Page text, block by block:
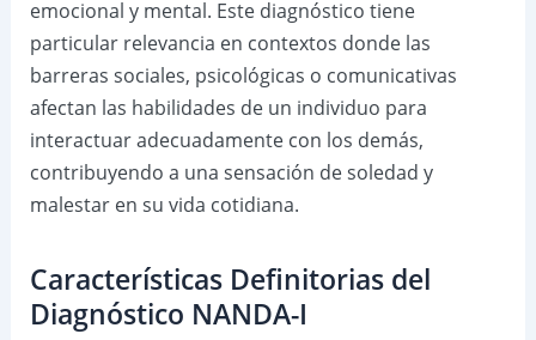
emocional y mental. Este diagnóstico tiene
particular relevancia en contextos donde las
barreras sociales, psicológicas o comunicativas
afectan las habilidades de un individuo para
interactuar adecuadamente con los demás,
contribuyendo a una sensación de soledad y
malestar en su vida cotidiana.
Características Definitorias del
Diagnóstico NANDA-I